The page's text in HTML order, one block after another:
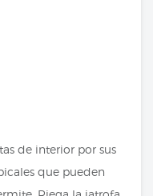
de interior por sus
que pueden